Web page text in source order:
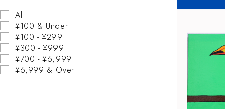
All
¥100 & Under
¥100 - ¥299
¥300 - ¥999
¥700 - ¥6,999
¥6,999 & Over